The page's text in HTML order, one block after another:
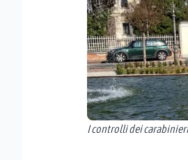
I controlli dei